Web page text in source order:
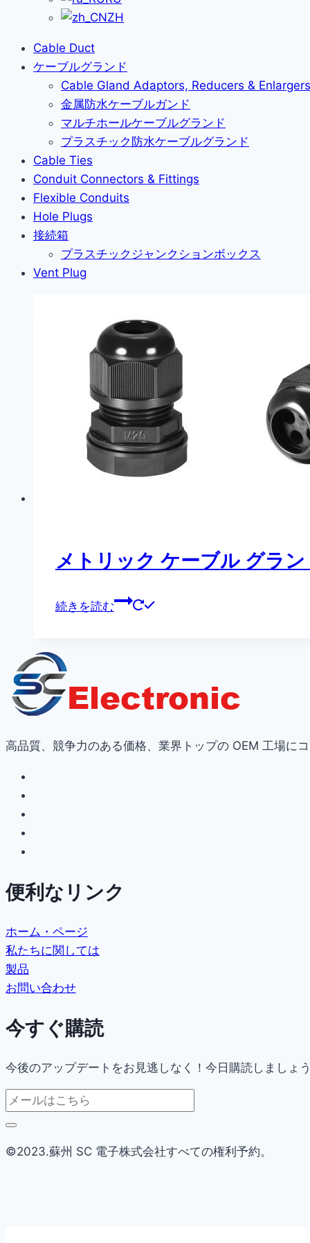
ZH
Cable Duct
ケーブルグランド
Cable Gland Adaptors, Reducers & Enlargers
金属防水ケーブルガンド
マルチホールケーブルグランド
プラスチック防水ケーブルグランド
Cable Ties
Conduit Connectors & Fittings
Flexible Conduits
Hole Plugs
接続箱
プラスチックジャンクションボックス
Vent Plug
メトリック ケーブル グラン
続きを読む
高品質、競争力のある価格、業界トップの OEM 工場に
便利なリンク
ホーム・ページ
私たちに関しては
製品
お問い合わせ
今すぐ購読
今後のアップデートをお見逃しなく！今日購読しましょ
©2023.蘇州 SC 電子株式会社すべての権利予約。